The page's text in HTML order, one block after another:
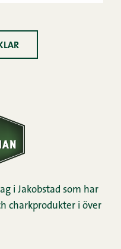
i Jakobstad som har
charkprodukter i över